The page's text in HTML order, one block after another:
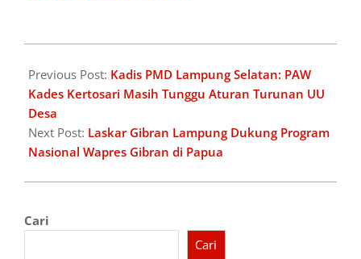
01-
07
Previous Post: Kadis PMD Lampung Selatan: PAW
Kades Kertosari Masih Tunggu Aturan Turunan UU
Desa
Next Post: Laskar Gibran Lampung Dukung Program
Nasional Wapres Gibran di Papua
Cari
Cari